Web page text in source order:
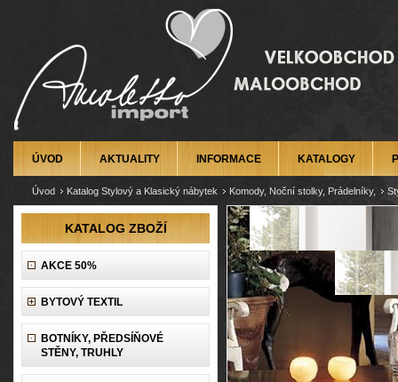
ÚVOD AKTUALITY INFORMACE KATALOGY
Úvod Katalog Stylový a Klasický nábytek Komody, Noční stolky, Prádelníky,
KATALOG ZBOŽÍ
AKCE 50%
BYTOVÝ TEXTIL
BOTNÍKY, PŘEDSÍŇOVÉ
STĚNY, TRUHLY